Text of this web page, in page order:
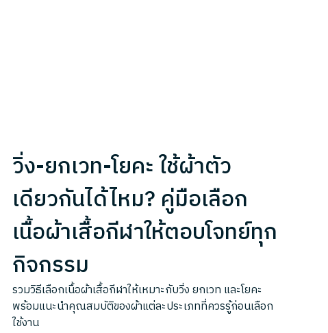
วิ่ง-ยกเวท-โยคะ ใช้ผ้าตัว
เดียวกันได้ไหม? คู่มือเลือก
เนื้อผ้าเสื้อกีฬาให้ตอบโจทย์ทุก
กิจกรรม
รวมวิธีเลือกเนื้อผ้าเสื้อกีฬาให้เหมาะกับวิ่ง ยกเวท และโยคะ
พร้อมแนะนำคุณสมบัติของผ้าแต่ละประเภทที่ควรรู้ก่อนเลือก
ใช้งาน